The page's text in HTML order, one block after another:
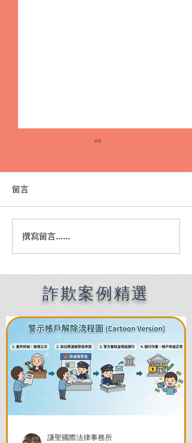
Premier English
Speaking Criminal
Filipinos in Taiwan:
Chien Sheng
International Law Firm
留言
撰寫留言......
詐欺案例精選
謙聖國際法律事務所